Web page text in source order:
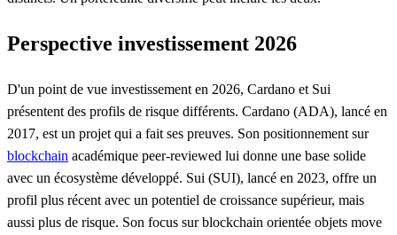
Perspective investissement 2026
D'un point de vue investissement en 2026, Cardano et Sui
présentent des profils de risque différents. Cardano (ADA), lancé en
2017, est un projet qui a fait ses preuves. Son positionnement sur
blockchain académique peer-reviewed lui donne une base solide
avec un écosystème développé. Sui (SUI), lancé en 2023, offre un
profil plus récent avec un potentiel de croissance supérieur, mais
aussi plus de risque. Son focus sur blockchain orientée objets move